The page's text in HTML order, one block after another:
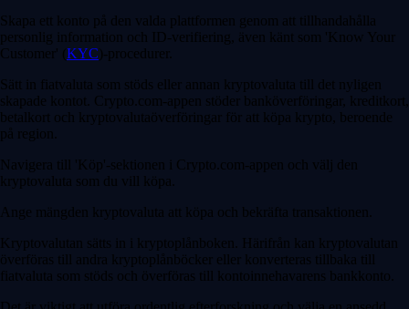
Skapa ett konto på den valda plattformen genom att tillhandahålla
personlig information och ID-verifiering, även känt som 'Know Your
Customer' (KYC )-procedurer.
Sätt in fiatvaluta som stöds eller annan kryptovaluta till det nyligen
skapade kontot. Crypto.com-appen stöder banköverföringar, kreditkort,
betalkort och kryptovalutaöverföringar för att köpa krypto, beroende
på region.
Navigera till 'Köp'-sektionen i Crypto.com-appen och välj den
kryptovaluta som du vill köpa.
Ange mängden kryptovaluta att köpa och bekräfta transaktionen.
Kryptovalutan sätts in i kryptoplånboken. Härifrån kan kryptovalutan
överföras till andra kryptoplånböcker eller konverteras tillbaka till
fiatvaluta som stöds och överföras till kontoinnehavarens bankkonto.